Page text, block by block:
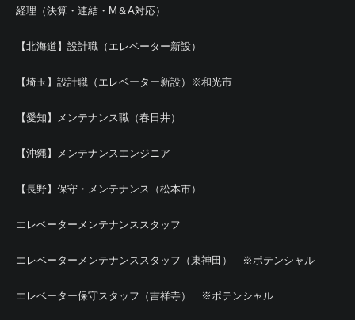
経理（決算・連結・M＆A対応）
【北海道】設計職（エレベーター新設）
【埼玉】設計職（エレベーター新設）※和光市
【愛知】メンテナンス職（春日井）
【沖縄】メンテナンスエンジニア
【長野】保守・メンテナンス（松本市）
エレベーターメンテナンススタッフ
エレベーターメンテナンススタッフ（東神田） ※ポテンシャル
エレベーター保守スタッフ（吉祥寺） ※ポテンシャル